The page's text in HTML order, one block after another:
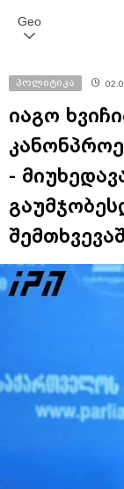
Geo
პოლიტიკა
იაგო
-